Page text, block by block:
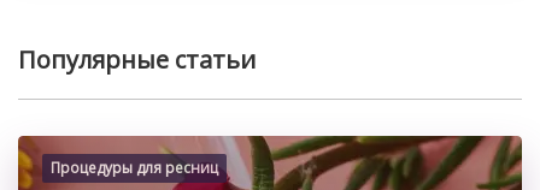
Популярные статьи
Процедуры для ресниц